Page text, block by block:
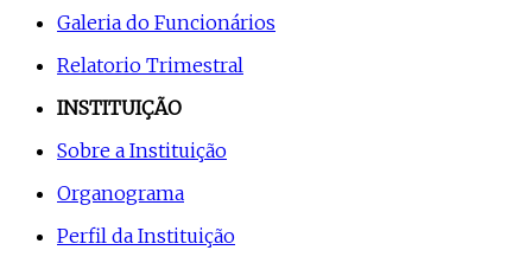
Galeria do Funcionários
Relatorio Trimestral
INSTITUIÇÃO
Sobre a Instituição
Organograma
Perfil da Instituição